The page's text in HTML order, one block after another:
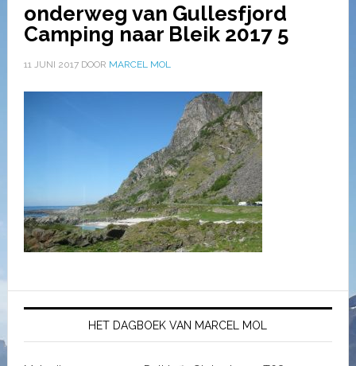
onderweg van Gullesfjord
Camping naar Bleik 2017 5
11 JUNI 2017DOOR MARCEL MOL
HET DAGBOEK VAN MARCEL MOL